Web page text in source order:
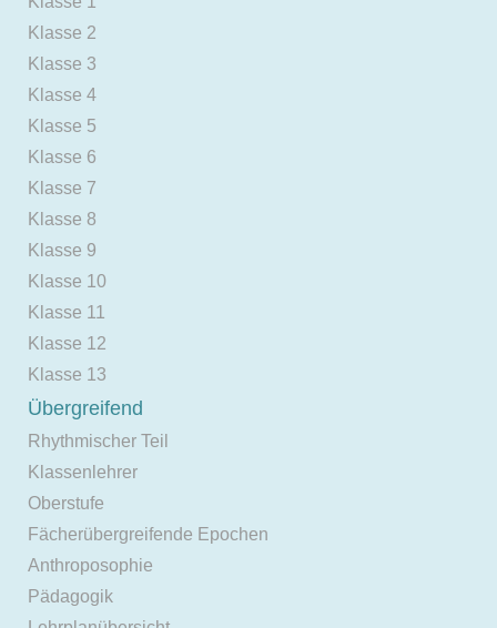
Klasse 2
Klasse 3
Klasse 4
Klasse 5
Klasse 6
Klasse 7
Klasse 8
Klasse 9
Klasse 10
Klasse 11
Klasse 12
Klasse 13
Übergreifend
Rhythmischer Teil
Klassenlehrer
Oberstufe
Fächerübergreifende Epochen
Anthroposophie
Pädagogik